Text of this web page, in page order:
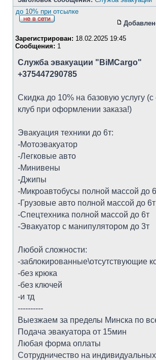
до 10% при отсылке
Зарегистрирован: 18.02.2025 19:45
Сообщения: 1
Служба эвакуации "BiMCargo"
+375447290785
Скидка до 10% на базовую услугу
клуб при оформлении заказа!)
Эвакуация техники до 6т:
-Мотоэвакуатор
-Легковые авто
-Минивены
-Джипы
-Микроавтобусы полной массой до
-Грузовые авто полной массой до 6т
-Спецтехника полной массой до 6т
-Эвакуатор с манипулятором до 3т
Любой сложности:
-заблокированные\отсутствующие
-без крюка
-без ключей
-и тд
----------
Выезжаем за пределы Минска по
Подача эвакуатора от 15мин
Любая форма оплаты
Сотрудничество на